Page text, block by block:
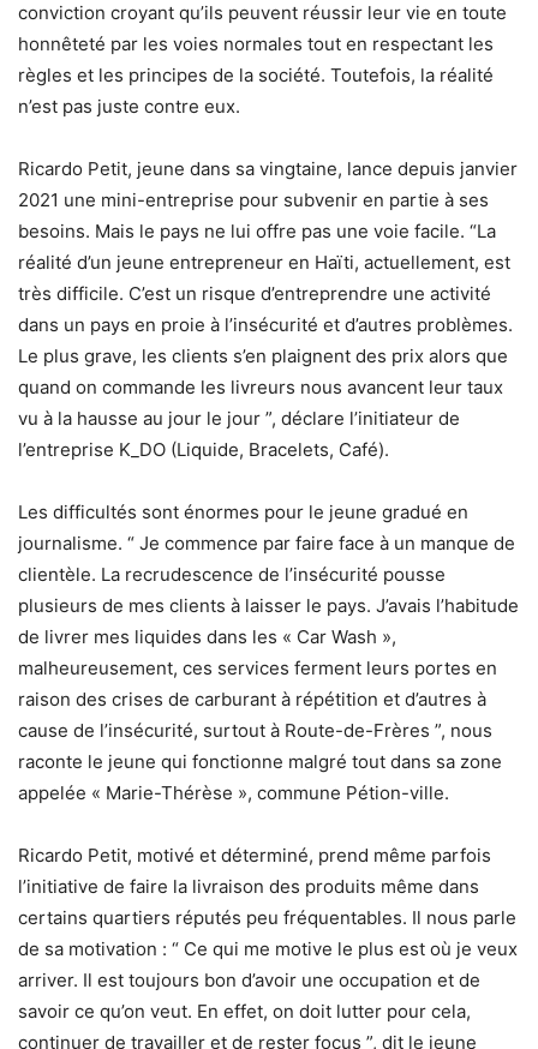
conviction croyant qu’ils peuvent réussir leur vie en toute
honnêteté par les voies normales tout en respectant les
règles et les principes de la société. Toutefois, la réalité
n’est pas juste contre eux.
Ricardo Petit, jeune dans sa vingtaine, lance depuis janvier
2021 une mini-entreprise pour subvenir en partie à ses
besoins. Mais le pays ne lui offre pas une voie facile. “La
réalité d’un jeune entrepreneur en Haïti, actuellement, est
très difficile. C’est un risque d’entreprendre une activité
dans un pays en proie à l’insécurité et d’autres problèmes.
Le plus grave, les clients s’en plaignent des prix alors que
quand on commande les livreurs nous avancent leur taux
vu à la hausse au jour le jour ”, déclare l’initiateur de
l’entreprise K_DO (Liquide, Bracelets, Café).
Les difficultés sont énormes pour le jeune gradué en
journalisme. “ Je commence par faire face à un manque de
clientèle. La recrudescence de l’insécurité pousse
plusieurs de mes clients à laisser le pays. J’avais l’habitude
de livrer mes liquides dans les « Car Wash »,
malheureusement, ces services ferment leurs portes en
raison des crises de carburant à répétition et d’autres à
cause de l’insécurité, surtout à Route-de-Frères ”, nous
raconte le jeune qui fonctionne malgré tout dans sa zone
appelée « Marie-Thérèse », commune Pétion-ville.
Ricardo Petit, motivé et déterminé, prend même parfois
l’initiative de faire la livraison des produits même dans
certains quartiers réputés peu fréquentables. Il nous parle
de sa motivation : “ Ce qui me motive le plus est où je veux
arriver. Il est toujours bon d’avoir une occupation et de
savoir ce qu’on veut. En effet, on doit lutter pour cela,
continuer de travailler et de rester focus ”, dit le jeune